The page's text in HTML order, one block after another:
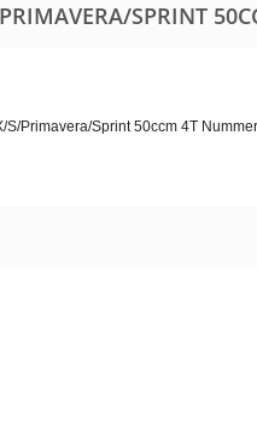
​SPRINT
​S/​Primavera/​Sprint 50ccm 4T